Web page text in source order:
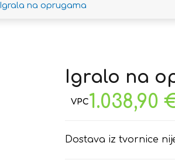
Igrala na oprugama
Igralo na
1.038,90
Dostava iz tvornice